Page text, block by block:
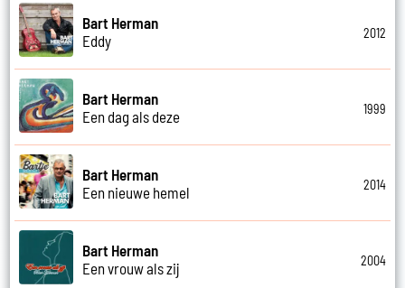
Bart Herman
Eddy
2012
Bart Herman
Een dag als deze
1999
Bart Herman
Een nieuwe hemel
2014
Bart Herman
Een vrouw als zij
2004